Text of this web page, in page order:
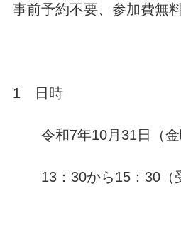
事前予約不要、参加費無料
1 日時
令和7年10月31日（金
13：30から15：30（受